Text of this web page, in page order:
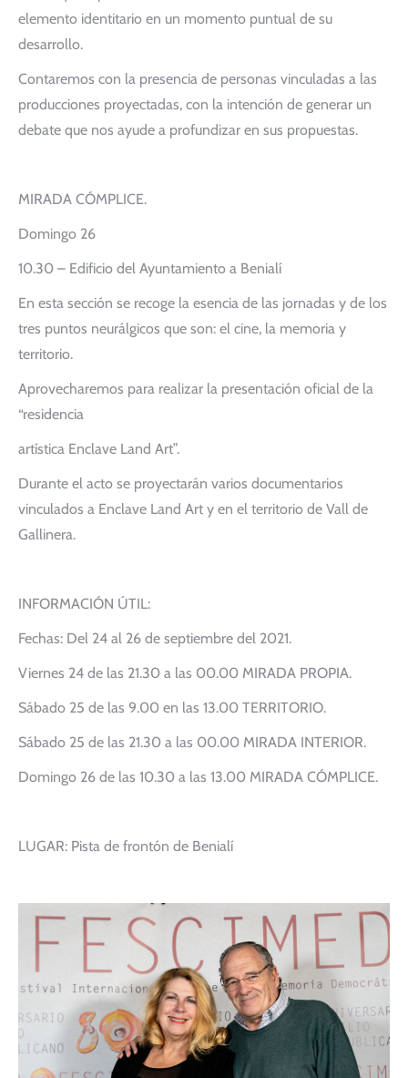
elemento identitario en un momento puntual de su
desarrollo.
Contaremos con la presencia de personas vinculadas a las
producciones proyectadas, con la intención de generar un
debate que nos ayude a profundizar en sus propuestas.
MIRADA CÓMPLICE.
Domingo 26
10.30 – Edificio del Ayuntamiento a Benialí
En esta sección se recoge la esencia de las jornadas y de los
tres puntos neurálgicos que son: el cine, la memoria y
territorio.
Aprovecharemos para realizar la presentación oficial de la
“residencia
artística Enclave Land Art”.
Durante el acto se proyectarán varios documentarios
vinculados a Enclave Land Art y en el territorio de Vall de
Gallinera.
INFORMACIÓN ÚTIL:
Fechas: Del 24 al 26 de septiembre del 2021.
Viernes 24 de las 21.30 a las 00.00 MIRADA PROPIA.
Sábado 25 de las 9.00 en las 13.00 TERRITORIO.
Sábado 25 de las 21.30 a las 00.00 MIRADA INTERIOR.
Domingo 26 de las 10.30 a las 13.00 MIRADA CÓMPLICE.
LUGAR: Pista de frontón de Benialí